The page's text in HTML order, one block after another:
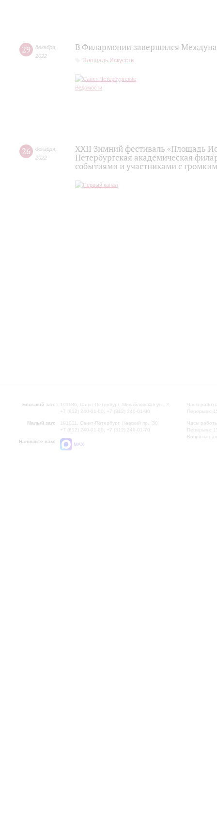
29 декабря
2022
В Филармонии завершился
Площадь Искусств
26 декабря
2022
XXII Зимний фестиваль «Площадь
Петербургская академическая
событиями и участниками с
Большой зал:
191186, Санкт-Петербург, Михайловская ул., 2
+7 (812) 240-01-00, +7 (812) 240-01-80
Малый зал:
191011, Санкт-Петербург, Невский пр., 30
+7 (812) 240-01-00, +7 (812) 240-01-70
Напишите нам:
MAX
Часы
Перерыв с
Часы
Перерыв с
Вопросы